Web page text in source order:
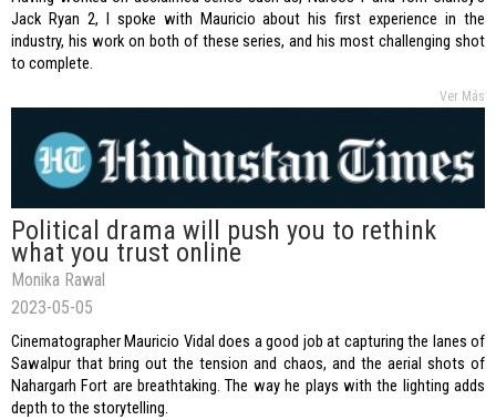
Jack Ryan 2, I spoke with Mauricio about his first experience in the
industry, his work on both of these series, and his most challenging shot
to complete.
Ver Más
Political drama will push you to rethink
what you trust online
Monika Rawal
2023-05-05
Cinematographer Mauricio Vidal does a good job at capturing the lanes of
Sawalpur that bring out the tension and chaos, and the aerial shots of
Nahargarh Fort are breathtaking. The way he plays with the lighting adds
depth to the storytelling.